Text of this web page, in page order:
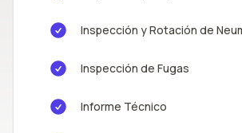
Inspección y Rotación de
Inspección de Fugas
Informe Técnico